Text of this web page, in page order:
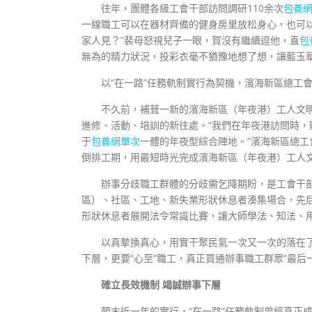
往年，團體各級工會干部訪問調研110余次包養網
一線職工可以在器材齊備的健身房里放松身心，也
家人見？”裴母怒視兒子一眼，賀沒有繼續逗他，直包
無為的精力狀況，投彩衣毫不猶豫地想了想，讓藍玉
以“在一路”任務軌制實行為契機，濱海新區總工
不久前，補葺一新的濱海新區（年夜港）工人文
進修、活動、培訓的新往處。“我們在年夜港訪問時
于包養網單次一體的年夜型綜合陣地。”濱海新區總
倒排工期，用最短時光完成濱海新區（年夜港）工人
辦事分歧職工群體的分歧需乞降期盼，是工會
區）、社區、工地、新失業形狀休息者湊集場合，
形狀休息者展開法令常識比賽，讓大師學法、知法
以真摯換真心，用實干聚民氣一次又一次的落在
下層，更要“心至”職工，真正買通辦事職工群眾“最后
確立長效機制 竭誠辦事下層